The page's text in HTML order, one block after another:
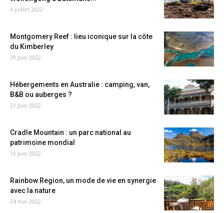
6 juillet 2022
Montgomery Reef : lieu iconique sur la côte
du Kimberley
29 juin 2022
Hébergements en Australie : camping, van,
B&B ou auberges ?
21 juin 2022
Cradle Mountain : un parc national au
patrimoine mondial
16 juin 2022
Rainbow Region, un mode de vie en synergie
avec la nature
24 mai 2022